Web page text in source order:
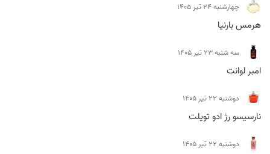
چهارشنبه 24 تیر 1405
هرمس بارنیا
سه شنبه 23 تیر 1405
امبر لوانت
دوشنبه 22 تیر 1405
نارسیسو رژ ادو تویلت
دوشنبه 22 تیر 1405